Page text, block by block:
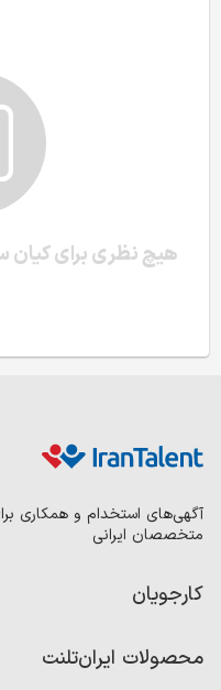
هیچ نظری برای کیان
آگهی‌های استخدام و همکاری
متخصصان ایرانی
کارجویان
رزومه ساز
محصولات ایران‌تلنت